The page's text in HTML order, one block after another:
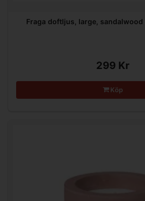
Fraga doftljus, large,
299 Kr
Köp